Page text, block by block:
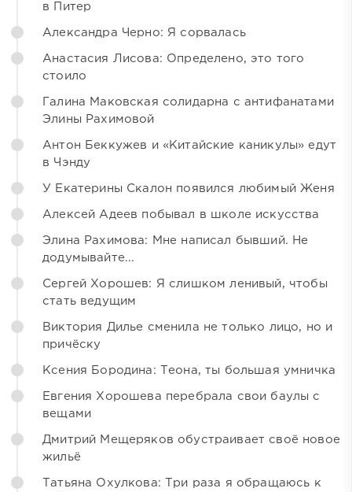
в Питер
Александра Черно: Я сорвалась
Анастасия Лисова: Определено, это того
стоило
Галина Маковская солидарна с антифанатами
Элины Рахимовой
Антон Беккужев и «Китайские каникулы» едут
в Чэнду
У Екатерины Скалон появился любимый Женя
Алексей Адеев побывал в школе искусства
Элина Рахимова: Мне написал бывший. Не
додумывайте...
Сергей Хорошев: Я слишком ленивый, чтобы
стать ведущим
Виктория Дилье сменила не только лицо, но и
причёску
Ксения Бородина: Теона, ты большая умничка
Евгения Хорошева перебрала свои баулы с
вещами
Дмитрий Мещеряков обустраивает своё новое
жильё
Татьяна Охулкова: Три раза я обращаюсь к